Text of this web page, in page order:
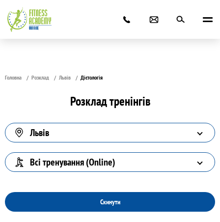
Головна Розклад Львів Дієтологія
Розклад тренінгів
Львів
Всі тренування (Online)
Скинути